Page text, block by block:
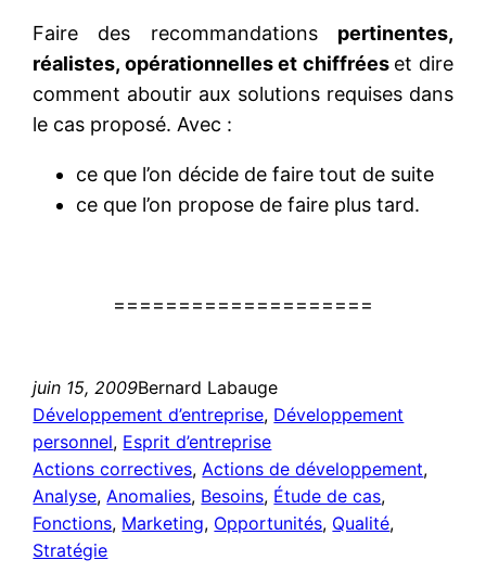
Faire des recommandations pertinentes,
réalistes, opérationnelles et chiffrées et dire
comment aboutir aux solutions requises dans
le cas proposé. Avec :
ce que l’on décide de faire tout de suite
ce que l’on propose de faire plus tard.
====================
juin 15, 2009Bernard Labauge
Développement d’entreprise, Développement
personnel, Esprit d’entreprise
Actions correctives, Actions de développement
Analyse, Anomalies, Besoins, Étude de cas
Fonctions, Marketing, Opportunités, Qualité
Stratégie